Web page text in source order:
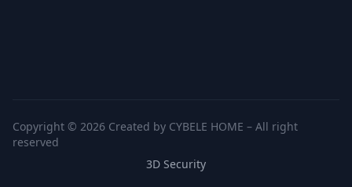
Copyright © 2026 Created by CYBELE HOME – All right
reserved
3D Security